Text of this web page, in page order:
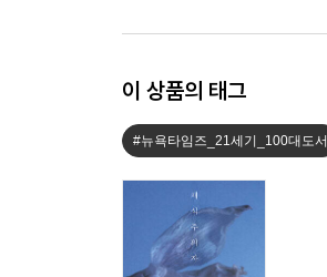
이 상품의 태그
#뉴욕타임즈_21세기_100대도서